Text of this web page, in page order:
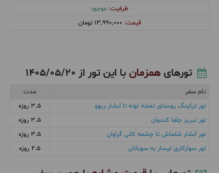
موجود
13,990,000 تومان
تورهای همزمان با این تور از 1405/05/20
نام سفر
مدت
تور ترکینگ روستای تمشه لونه تا آبشار ریوو
3.5 روزه
تور تبریز جلفا کندوان
3.5 روزه
تور آبشار شلماش تا چشمه کانی گراوان
3.5 روزه
تور سوارکاری لیسار به سوباتان
2.5 روزه